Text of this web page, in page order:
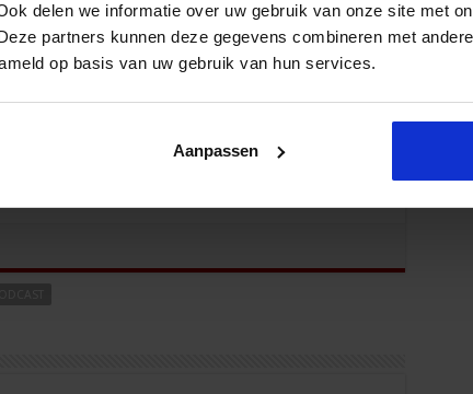
delen we informatie over uw gebruik van onze site met
partners kunnen deze gegevens combineren met
op basis van uw gebruik van hun services.
Aanpassen
voor de Intern Begeleider